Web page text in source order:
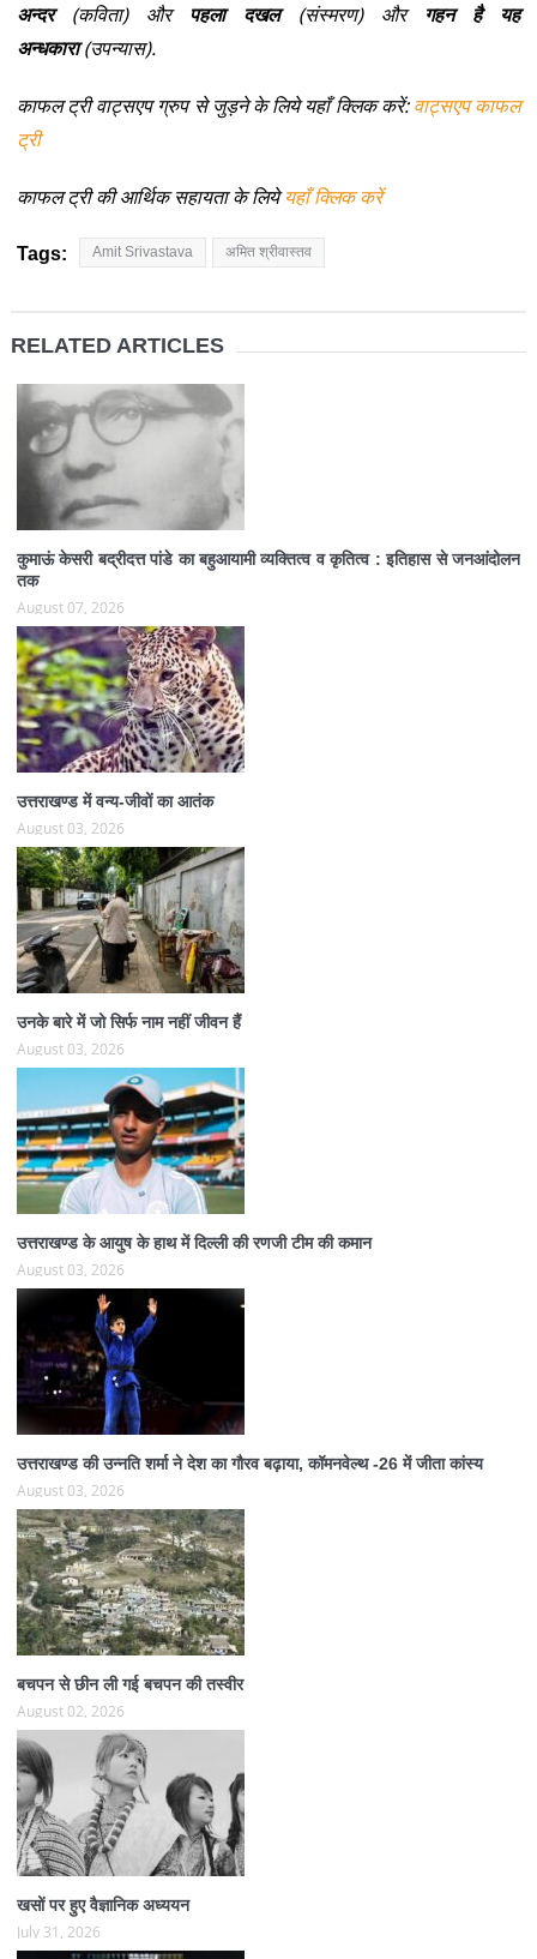
अन्दर(कविता) और पहला दखल(संस्मरण) और
गहन है यह
अन्धकारा(उपन्यास).
काफल ट्री वाट्सएप ग्रुप से जुड़ने के लिये यहाँ क्लिक करें:वाट्सएप काफल
ट्री
काफल ट्री की आर्थिक सहायता के लियेयहाँ क्लिक करें
Tags: Amit Srivastava अमित श्रीवास्तव
RELATED ARTICLES
कुमाऊं केसरी बद्रीदत्त पांडे का बहुआयामी व्यक्तित्व व कृतित्व : इतिहास से जनआंदोलन
तक
August 07, 2026
उत्तराखण्ड में वन्य-जीवों का आतंक
August 03, 2026
उनके बारे में जो सिर्फ नाम नहीं जीवन हैं
August 03, 2026
उत्तराखण्ड के आयुष के हाथ में दिल्ली की रणजी टीम की कमान
August 03, 2026
उत्तराखण्ड की उन्नति शर्मा ने देश का गौरव बढ़ाया, कॉमनवेल्थ -26 में जीता कांस्य
August 03, 2026
बचपन से छीन ली गई बचपन की तस्वीर
August 02, 2026
खसों पर हुए वैज्ञानिक अध्ययन
July 31, 2026